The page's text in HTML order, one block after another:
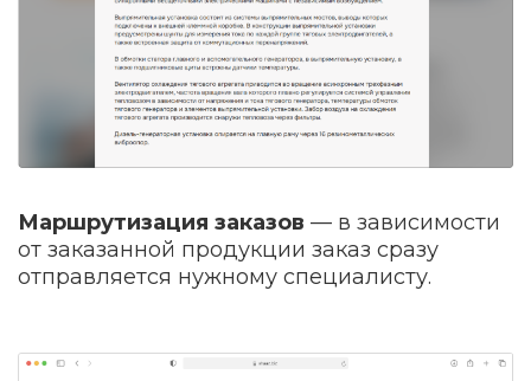
Маршрутизация заказов — в зависимости
от заказанной продукции заказ сразу
отправляется нужному специалисту.